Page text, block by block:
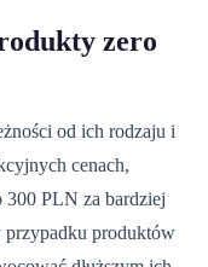
zero
od ich rodzaju i
cenach,
300 PLN za bardziej
produktów